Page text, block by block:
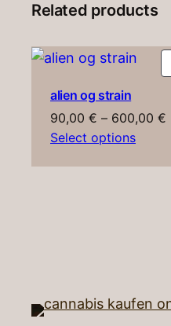
Related products
alien og strain
90,00 € – 600,00 €
Select options